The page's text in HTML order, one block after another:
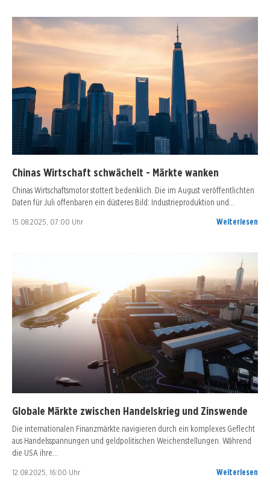
Chinas Wirtschaft schwächelt - Märkte wanken
Chinas Wirtschaftsmotor stottert bedenklich. Die im August veröffentlichten
Daten für Juli offenbaren ein düsteres Bild: Industrieproduktion und…
15.08.2025, 07:00 Uhr Weiterlesen
Globale Märkte zwischen Handelskrieg und Zinswende
Die internationalen Finanzmärkte navigieren durch ein komplexes Geflecht
aus Handelsspannungen und geldpolitischen Weichenstellungen. Während
die USA ihre…
12.08.2025, 16:00 Uhr Weiterlesen